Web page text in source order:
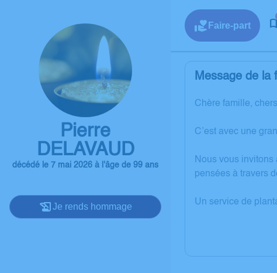
Pierre
DELAVAUD
décédé le 7 mai 2026 à l'âge de 99 ans
Je rends hommage
Faire-part
Message de la
Chère famille,
C’est avec une
Nous vous
pensées à travers
Un service de